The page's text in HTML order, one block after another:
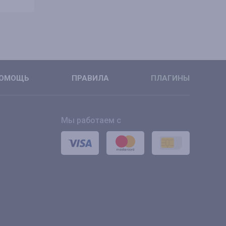
ПРАВИЛА ПЛАГИНЫ
Мы работаем с